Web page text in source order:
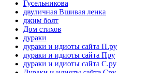
Гусельникова
двуличная Вшивая ленка
джим болт
Дом стихов
дураки
дураки и идиоты сайта П.ру
дураки и идиоты сайта Пру
дураки и идиоты сайта С.ру